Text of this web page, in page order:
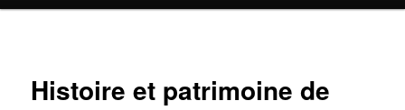
Histoire et patrimoine de